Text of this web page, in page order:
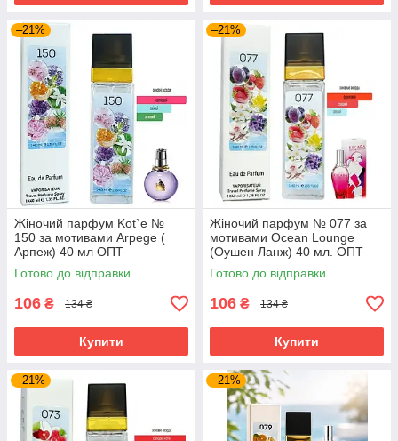
–21%
Жіночий парфум Kot`e №
150 за мотивами Arpege (
Арпеж) 40 мл ОПТ
Готово до відправки
106 ₴ 134 ₴
Купити
–21%
Жіночий парфум № 077 за
мотивами Ocean Lounge
(Оушен Ланж) 40 мл. ОПТ
Готово до відправки
106 ₴ 134 ₴
Купити
–21% –21%